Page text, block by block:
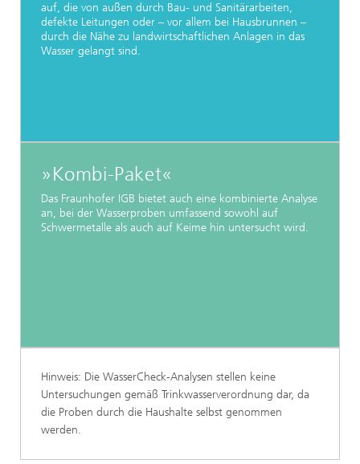
auf, die von außen durch Bau- und Sanitärarbeiten,
defekte Leitungen oder – vor allem bei Hausbrunnen –
durch die Nähe zu landwirtschaftlichen Anlagen in das
Wasser gelangt sind.
»Kombi-Paket«
Das Fraunhofer IGB bietet auch eine kombinierte Analyse
an, bei der Wasserproben umfassend sowohl auf
Schwermetalle als auch auf Keime hin untersucht wird.
Hinweis: Die WasserCheck-Analysen stellen keine
Untersuchungen gemäß Trinkwasserverordnung dar, da
die Proben durch die Haushalte selbst genommen
werden.